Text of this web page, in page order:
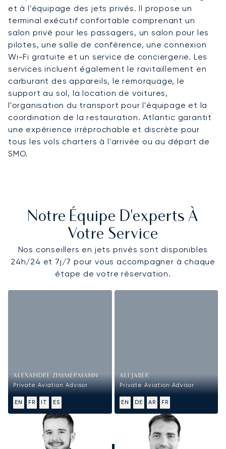
et à l'équipage des jets privés. Il propose un
terminal exécutif confortable comprenant un
salon privé pour les passagers, un salon pour les
pilotes, une salle de conférence, une connexion
Wi-Fi gratuite et un service de conciergerie. Les
services incluent également le ravitaillement en
carburant des appareils, le remorquage, le
support au sol, la location de voitures,
l'organisation du transport pour l'équipage et la
coordination de la restauration. Atlantic garantit
une expérience irréprochable et discrète pour
tous les vols charters à l'arrivée ou au départ de
SMO.
Notre Équipe D'experts À
Votre Service
Nos conseillers en jets privés sont disponibles
24h/24 et 7j/7 pour vous accompagner à chaque
étape de votre réservation.
ALEXANDRE ZIMMERMANN
Private Aviation Advisor
EN FR IT ES
ALI JABER
Private Aviation Advisor
EN DE AR FR